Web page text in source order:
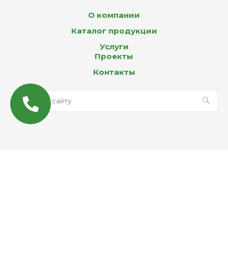
О компании
Каталог продукции
Услуги
Проекты
Контакты